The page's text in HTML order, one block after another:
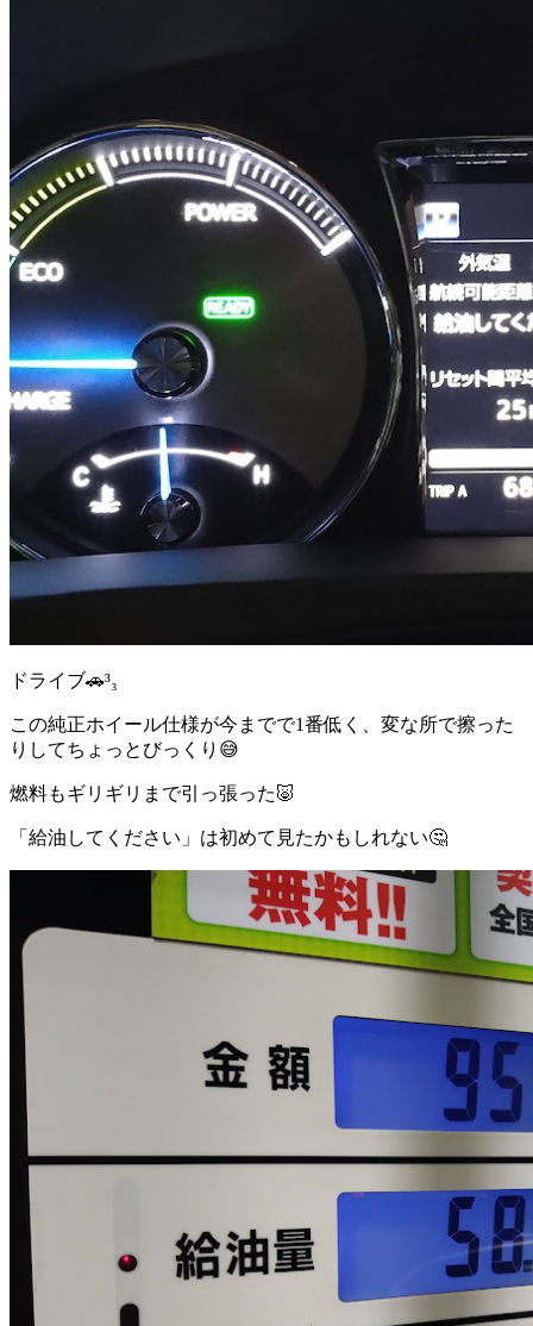
ドライブ🚗³₃
この純正ホイール仕様が今までで1番低く、変な所で擦った
りしてちょっとびっくり😅
燃料もギリギリまで引っ張った🐷
「給油してください」は初めて見たかもしれない🤔